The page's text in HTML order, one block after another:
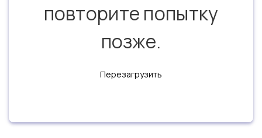
повторите попытку
позже.
Перезагрузить